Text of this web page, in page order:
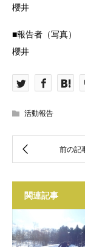
櫻井
■報告者（写真）
櫻井
活動報告
関連記事